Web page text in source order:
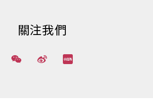
關注我們